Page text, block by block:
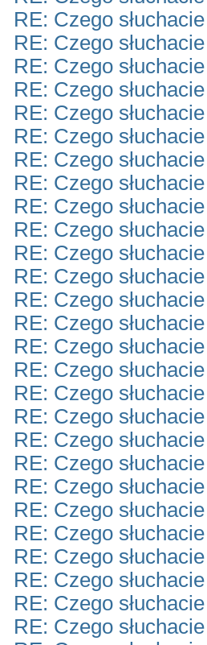
RE: Czego
RE: Czego
RE: Czego
RE: Czego
RE: Czego
RE: Czego
RE: Czego
RE: Czego
RE: Czego
RE: Czego
RE: Czego
RE: Czego
RE: Czego
RE: Czego
RE: Czego
RE: Czego
RE: Czego
RE: Czego
RE: Czego
RE: Czego
RE: Czego
RE: Czego
RE: Czego
RE: Czego
RE: Czego
RE: Czego
RE: Czego